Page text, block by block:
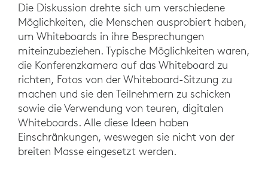
Die Diskussion drehte sich um verschiedene
Möglichkeiten, die Menschen ausprobiert haben,
um Whiteboards in ihre Besprechungen
miteinzubeziehen. Typische Möglichkeiten waren,
die Konferenzkamera auf das Whiteboard zu
richten, Fotos von der Whiteboard-Sitzung zu
machen und sie den Teilnehmern zu schicken
sowie die Verwendung von teuren, digitalen
Whiteboards. Alle diese Ideen haben
Einschränkungen, weswegen sie nicht von der
breiten Masse eingesetzt werden.